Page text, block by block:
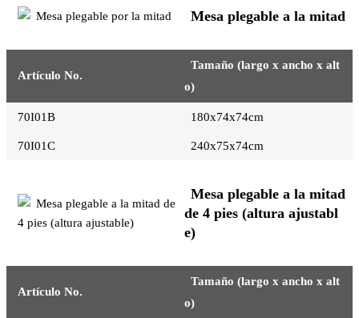
Mesa plegable a la mitad
Artículo No.
Tamaño (largo x ancho x alt
o)
70I01B 180x74x74cm
70I01C 240x75x74cm
Mesa plegable a la mitad
de 4 pies (altura ajustabl
e)
Artículo No.
Tamaño (largo x ancho x alt
o)